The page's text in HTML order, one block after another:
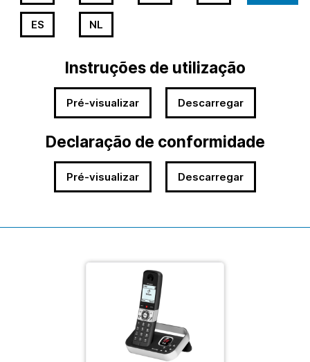
ES NL
Instruções de utilização
Pré-visualizar Descarregar
Declaração de conformidade
Pré-visualizar Descarregar